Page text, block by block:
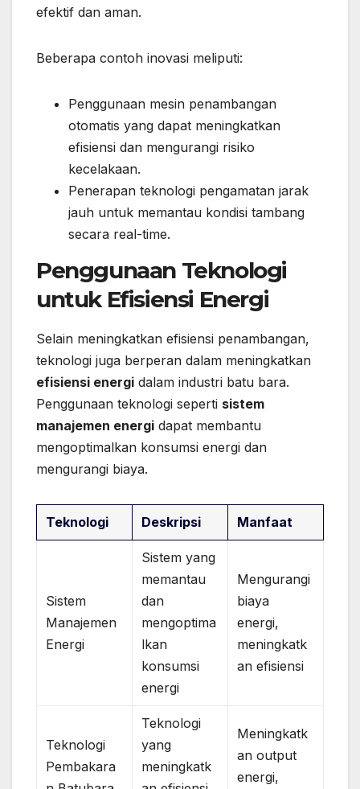
efektif dan aman.
Beberapa contoh inovasi meliputi:
Penggunaan mesin penambangan
otomatis yang dapat meningkatkan
efisiensi dan mengurangi risiko
kecelakaan.
Penerapan teknologi pengamatan jarak
jauh untuk memantau kondisi tambang
secara real-time.
Penggunaan Teknologi
untuk Efisiensi Energi
Selain meningkatkan efisiensi penambangan,
teknologi juga berperan dalam meningkatkan
efisiensi energi dalam industri batu bara.
Penggunaan teknologi seperti sistem
manajemen energi dapat membantu
mengoptimalkan konsumsi energi dan
mengurangi biaya.
Teknologi Deskripsi Manfaat
Sistem
Manajemen
Energi
Sistem yang
memantau
dan
mengoptima
lkan
konsumsi
energi
Mengurangi
biaya
energi,
meningkatk
an efisiensi
Teknologi
Pembakara
Teknologi
yang
meningkatk
Meningkatk
an output
energi,